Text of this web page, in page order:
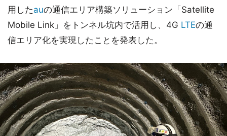
用したauの通信エリア構築ソリューション「Satellite
Mobile Link」をトンネル坑内で活用し、4G LTEの通
信エリア化を実現したことを発表した。